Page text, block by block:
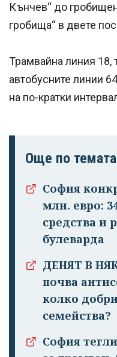
Кънчев“ до
гробища“ в двете
Трамвайна линия 18,
автобусните линии
на по-кратки
Още по темата
София
млн. евро:
средства и
булеварда
ДЕНЯТ В
почва
колко
семейства?
София